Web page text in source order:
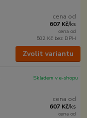
cena od
607 Kč/ks
cena od
502 Kč bez DPH
Zvolit variantu
cena od
607 Kč/ks
cena od
Skladem v e-shopu